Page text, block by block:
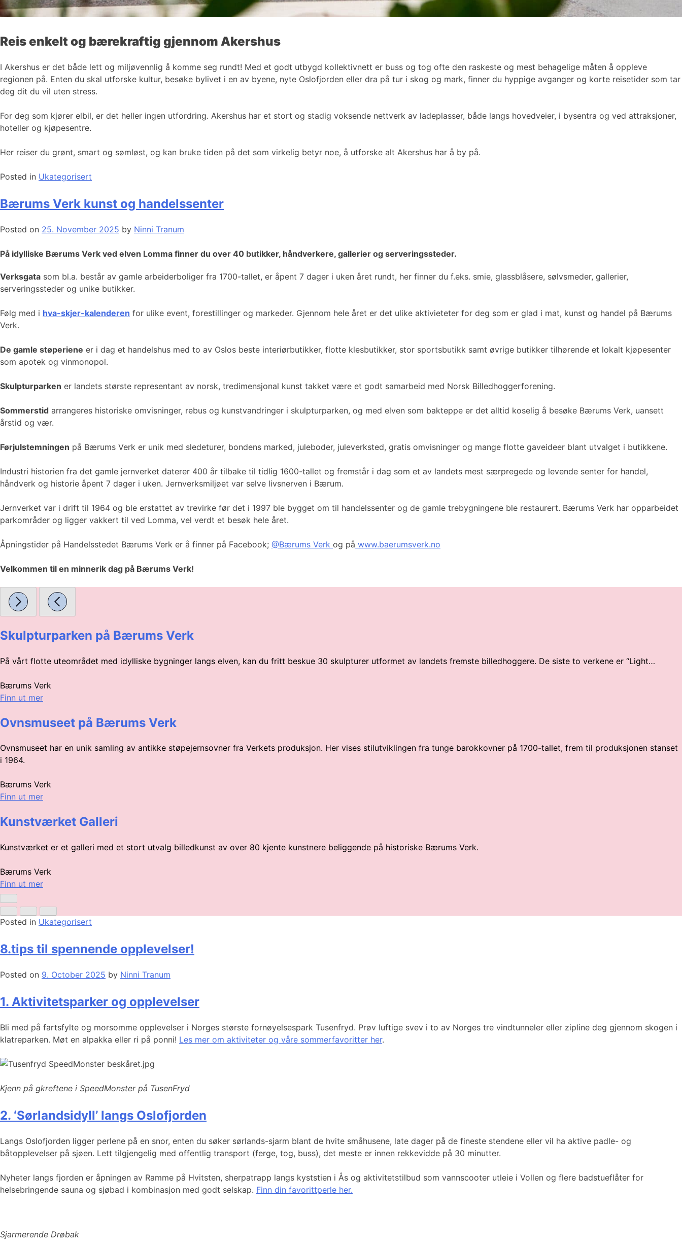
Reis enkelt og bærekraftig gjennom Akershus
I Akershus er det både lett og miljøvennlig å komme seg rundt! Med et godt utbygd kollektivnett er buss og tog ofte den raskeste og mest behagelige måten å oppleve
regionen på. Enten du skal utforske kultur, besøke bylivet i en av byene, nyte Oslofjorden eller dra på tur i skog og mark, finner du hyppige avganger og korte reisetider som tar
deg dit du vil uten stress.
For deg som kjører elbil, er det heller ingen utfordring. Akershus har et stort og stadig voksende nettverk av ladeplasser, både langs hovedveier, i bysentra og ved attraksjoner,
hoteller og kjøpesentre.
Her reiser du grønt, smart og sømløst, og kan bruke tiden på det som virkelig betyr noe, å utforske alt Akershus har å by på.
Posted in Ukategorisert
Bærums Verk kunst og handelssenter
Posted on 25. November 2025 by Ninni Tranum
På idylliske Bærums Verk ved elven Lomma finner du over 40 butikker, håndverkere, gallerier og serveringssteder.
Verksgata som bl.a. består av gamle arbeiderboliger fra 1700-tallet, er åpent 7 dager i uken året rundt, her finner du f.eks. smie, glassblåsere, sølvsmeder, gallerier,
serveringssteder og unike butikker.
Følg med i hva-skjer-kalenderen for ulike event, forestillinger og markeder. Gjennom hele året er det ulike aktivieteter for deg som er glad i mat, kunst og handel på Bærums
Verk.
De gamle støperiene er i dag et handelshus med to av Oslos beste interiørbutikker, flotte klesbutikker, stor sportsbutikk samt øvrige butikker tilhørende et lokalt kjøpesenter
som apotek og vinmonopol.
Skulpturparken er landets største representant av norsk, tredimensjonal kunst takket være et godt samarbeid med Norsk Billedhoggerforening.
Sommerstid arrangeres historiske omvisninger, rebus og kunstvandringer i skulpturparken, og med elven som bakteppe er det alltid koselig å besøke Bærums Verk, uansett
årstid og vær.
Førjulstemningen på Bærums Verk er unik med sledeturer, bondens marked, juleboder, juleverksted, gratis omvisninger og mange flotte gaveideer blant utvalget i butikkene.
Industri historien fra det gamle jernverket daterer 400 år tilbake til tidlig 1600-tallet og fremstår i dag som et av landets mest særpregede og levende senter for handel,
håndverk og historie åpent 7 dager i uken. Jernverksmiljøet var selve livsnerven i Bærum.
Jernverket var i drift til 1964 og ble erstattet av trevirke før det i 1997 ble bygget om til handelssenter og de gamle trebygningene ble restaurert. Bærums Verk har opparbeidet
parkområder og ligger vakkert til ved Lomma, vel verdt et besøk hele året.
Åpningstider på Handelsstedet Bærums Verk er å finner på Facebook; @Bærums Verk og på www.baerumsverk.no
Velkommen til en minnerik dag på Bærums Verk!
Skulpturparken på Bærums Verk
På vårt flotte uteområdet med idylliske bygninger langs elven, kan du fritt beskue 30 skulpturer utformet av landets fremste billedhoggere. De siste to verkene er “Light…
Bærums Verk
Finn ut mer
Ovnsmuseet på Bærums Verk
Ovnsmuseet har en unik samling av antikke støpejernsovner fra Verkets produksjon. Her vises stilutviklingen fra tunge barokkovner på 1700-tallet, frem til produksjonen stanset
i 1964.
Bærums Verk
Finn ut mer
Kunstværket Galleri
Kunstværket er et galleri med et stort utvalg billedkunst av over 80 kjente kunstnere beliggende på historiske Bærums Verk.
Bærums Verk
Finn ut mer
Posted in Ukategorisert
8.tips til spennende opplevelser!
Posted on 9. October 2025 by Ninni Tranum
1. Aktivitetsparker og opplevelser
Bli med på fartsfylte og morsomme opplevelser i Norges største fornøyelsespark Tusenfryd. Prøv luftige svev i to av Norges tre vindtunneler eller zipline deg gjennom skogen i
klatreparken. Møt en alpakka eller ri på ponni! Les mer om aktiviteter og våre sommerfavoritter her.
Kjenn på gkreftene i SpeedMonster på TusenFryd
2. ‘Sørlandsidyll’ langs Oslofjorden
Langs Oslofjorden ligger perlene på en snor, enten du søker sørlands-sjarm blant de hvite småhusene, late dager på de fineste stendene eller vil ha aktive padle- og
båtopplevelser på sjøen. Lett tilgjengelig med offentlig transport (ferge, tog, buss), det meste er innen rekkevidde på 30 minutter.
Nyheter langs fjorden er åpningen av Ramme på Hvitsten, sherpatrapp langs kyststien i Ås og aktivitetstilbud som vannscooter utleie i Vollen og flere badstueflåter for
helsebringende sauna og sjøbad i kombinasjon med godt selskap. Finn din favorittperle her.
Sjarmerende Drøbak